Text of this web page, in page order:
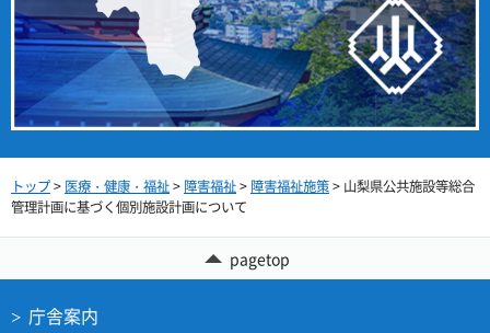
トップ> 医療・健康・福祉> 障害福祉> 障害福祉施策> 山梨県公共施設等総合
管理計画に基づく個別施設計画について
pagetop
庁舎案内